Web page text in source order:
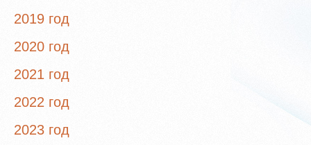
2019 год
2020 год
2021 год
2022 год
2023 год